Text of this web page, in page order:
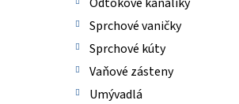
Sprchové vaničky
Sprchové kúty
Vaňové zásteny
Umývadlá